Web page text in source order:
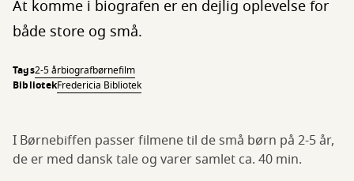
At komme i biografen er en dejlig oplevelse for
både store og små.
Tags2-5 årbiografbørnefilm
BibliotekFredericia Bibliotek
I Børnebiffen passer filmene til de små børn på 2-5 år,
de er med dansk tale og varer samlet ca. 40 min.